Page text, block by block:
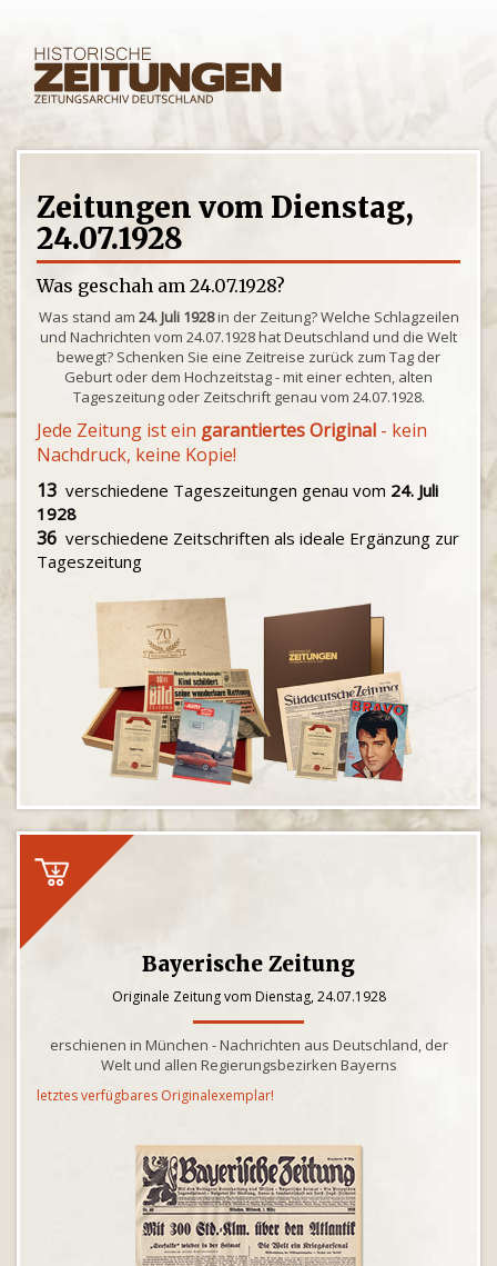
Zeitungen vom Dienstag,
24.07.1928
Was geschah am 24.07.1928?
Was stand am 24. Juli 1928in der Zeitung? Welche Schlagzeilen
und Nachrichten vom 24.07.1928 hat Deutschland und die Welt
bewegt? Schenken Sie eine Zeitreise zurück zum Tag der
Geburt oder dem Hochzeitstag - mit einer echten, alten
Tageszeitung oder Zeitschrift genau vom 24.07.1928.
Jede Zeitung ist ein garantiertes Original - kein
Nachdruck, keine Kopie!
13 verschiedene Tageszeitungen genau vom 24. Juli
1928
36 verschiedene Zeitschriften als ideale Ergänzung zur
Tageszeitung
Bayerische Zeitung
Originale Zeitung vom Dienstag, 24.07.1928
erschienen in München - Nachrichten aus Deutschland, der
Welt und allen Regierungsbezirken Bayerns
letztes verfügbares Originalexemplar!